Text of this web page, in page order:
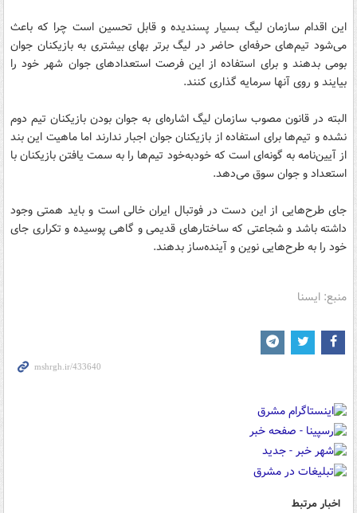
این اقدام سازمان لیگ بسیار پسندیده و قابل تحسین است چرا که باعث
می‌شود تیم‌های حرفه‌ای حاضر در لیگ برتر بهای بیشتری به بازیکنان جوان
بومی بدهند و برای استفاده از این فرصت استعدادهای جوان شهر خود را
بیایند و روی آنها سرمایه گذاری کنند.
البته در قانون مصوب سازمان لیگ اشاره‌ای به جوان بودن بازیکنان تیم دوم
نشده و تیم‌ها برای استفاده از بازیکنان جوان اجبار ندارند اما ماهیت این بند
از آیین‌نامه به گونه‌ای است که خود‌به‌خود تیم‌ها را به سمت یافتن بازیکنان با
استعداد و جوان سوق می‌دهد.
جای طرح‌هایی از این دست در فوتبال ایران خالی است و باید همتی وجود
داشته باشد و شجاعتی که ساختارهای قدیمی و گاهی پوسیده و تکراری جای
خود را به طرح‌هایی نوین و آینده‌ساز بدهند.
منبع: ایسنا
اخبار مرتبط